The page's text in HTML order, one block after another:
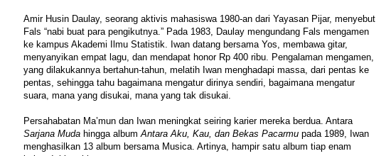
Amir Husin Daulay, seorang aktivis mahasiswa 1980-an dari Yayasan Pijar, menyebut
Fals “nabi buat para pengikutnya.” Pada 1983, Daulay mengundang Fals mengamen
ke kampus Akademi Ilmu Statistik. Iwan datang bersama Yos, membawa gitar,
menyanyikan empat lagu, dan mendapat honor Rp 400 ribu. Pengalaman mengamen,
yang dilakukannya bertahun-tahun, melatih Iwan menghadapi massa, dari pentas ke
pentas, sehingga tahu bagaimana mengatur dirinya sendiri, bagaimana mengatur
suara, mana yang disukai, mana yang tak disukai.
Persahabatan Ma’mun dan Iwan meningkat seiring karier mereka berdua. Antara
Sarjana Muda hingga albumAntara Aku, Kau, dan Bekas Pacarmu pada 1989, Iwan
menghasilkan 13 album bersama Musica. Artinya, hampir satu album tiap enam